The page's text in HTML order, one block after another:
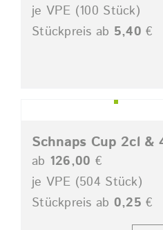
je VPE (100 Stück)
Stückpreis ab 5,40 €
Schnaps Cup 2cl &
ab 126,00 €
je VPE (504 Stück)
Stückpreis ab 0,25 €